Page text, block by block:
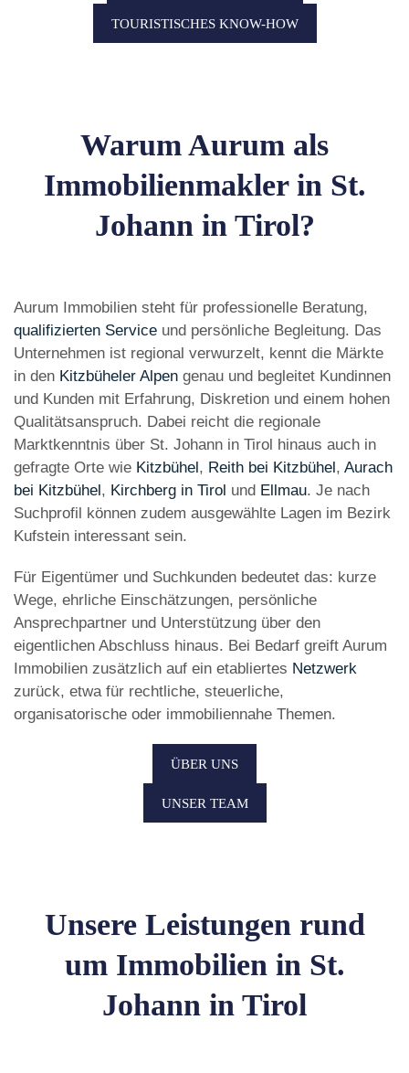
TOURISTISCHES KNOW-HOW
Warum Aurum als
Immobilienmakler in St.
Johann in Tirol?
Aurum Immobilien steht für professionelle Beratung,
qualifizierten Service und persönliche Begleitung. Das
Unternehmen ist regional verwurzelt, kennt die Märkte
in den Kitzbüheler Alpen genau und begleitet Kundinnen
und Kunden mit Erfahrung, Diskretion und einem hohen
Qualitätsanspruch. Dabei reicht die regionale
Marktkenntnis über St. Johann in Tirol hinaus auch in
gefragte Orte wie Kitzbühel, Reith bei Kitzbühel, Aurach
bei Kitzbühel, Kirchberg in Tirol und Ellmau. Je nach
Suchprofil können zudem ausgewählte Lagen im Bezirk
Kufstein interessant sein.
Für Eigentümer und Suchkunden bedeutet das: kurze
Wege, ehrliche Einschätzungen, persönliche
Ansprechpartner und Unterstützung über den
eigentlichen Abschluss hinaus. Bei Bedarf greift Aurum
Immobilien zusätzlich auf ein etabliertes Netzwerk
zurück, etwa für rechtliche, steuerliche,
organisatorische oder immobiliennahe Themen.
ÜBER UNS
UNSER TEAM
Unsere Leistungen rund
um Immobilien in St.
Johann in Tirol